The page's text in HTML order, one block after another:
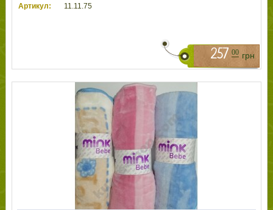
Артикул:
11.11.75
257 00 грн